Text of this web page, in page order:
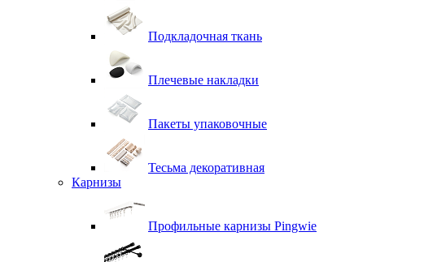
Подкладочная ткань
Плечевые накладки
Пакеты упаковочные
Тесьма декоративная
Карнизы
Профильные карнизы Pingwie